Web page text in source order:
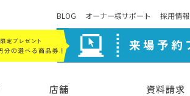
BLOG オーナー様サポート 採用情報
店舗 資料請求